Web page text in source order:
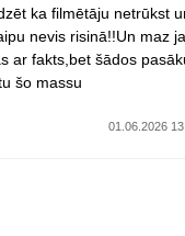
ka filmētāju netrūkst
nevis risinā!!Un maz
ar fakts,bet šādos
šo massu
01.06.2026